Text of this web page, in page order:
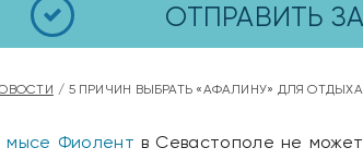
ОТПРАВИТЬ
5 ПРИЧИН ВЫБРАТЬ «АФАЛИНУ» ДЛЯ
Фиолент в Севастополе не